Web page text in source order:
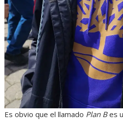
Es obvio que el llamado Plan Bes